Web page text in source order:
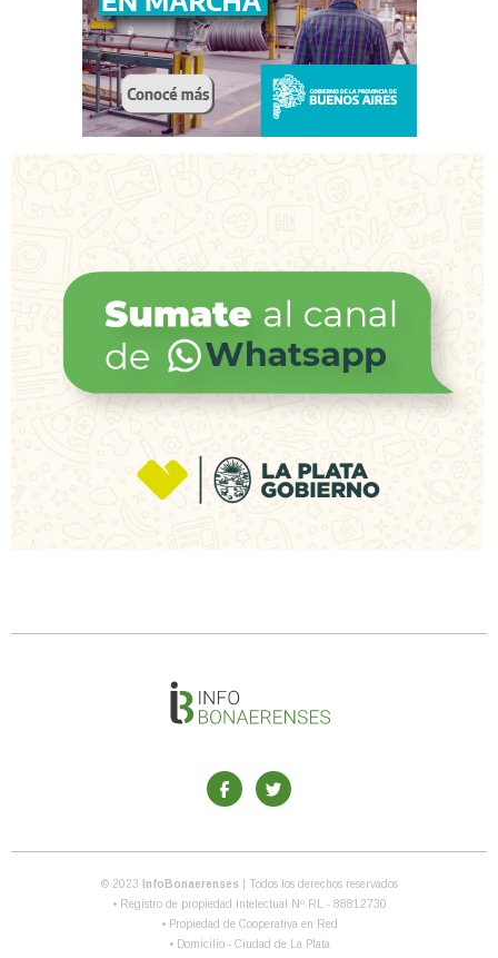
© 2023 InfoBonaerenses
| Todos los derechos reservados
• Registro de propiedad intelectual Nº RL - 88812730
• Propiedad de Cooperativa en Red
• Domicilio - Ciudad de La Plata